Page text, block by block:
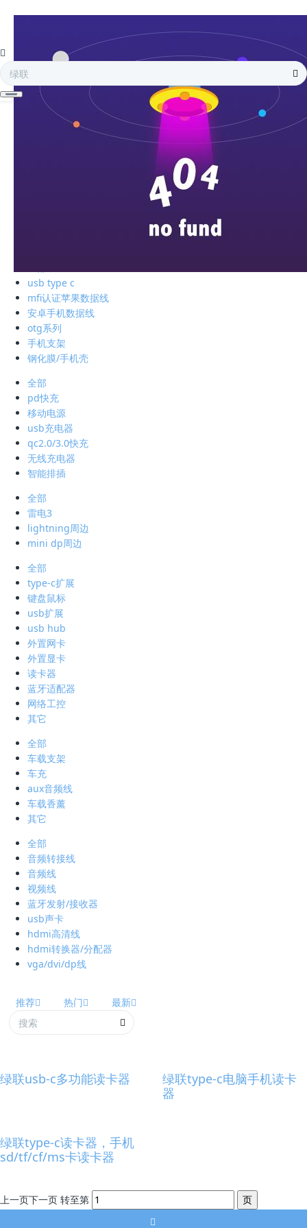
全部
蓝牙耳机
手机周边
智能充电
苹果周边
usb type c
mfi认证苹果数据线
安卓手机数据线
otg系列
手机支架
钢化膜/手机壳
全部
pd快充
移动电源
usb充电器
qc2.0/3.0快充
无线充电器
智能排插
全部
雷电3
lightning周边
mini dp周边
全部
type-c扩展
键盘鼠标
usb扩展
usb hub
外置网卡
外置显卡
读卡器
蓝牙适配器
网络工控
其它
全部
车载支架
车充
aux音频线
车载香薰
其它
全部
音频转接线
音频线
视频线
蓝牙发射/接收器
usb声卡
hdmi高清线
hdmi转换器/分配器
vga/dvi/dp线
推荐 热门 最新
绿联usb-c多功能读卡器
绿联type-c电脑手机读卡
器
绿联type-c读卡器，手机
sd/tf/cf/ms卡读卡器
上一页下一页 转至第